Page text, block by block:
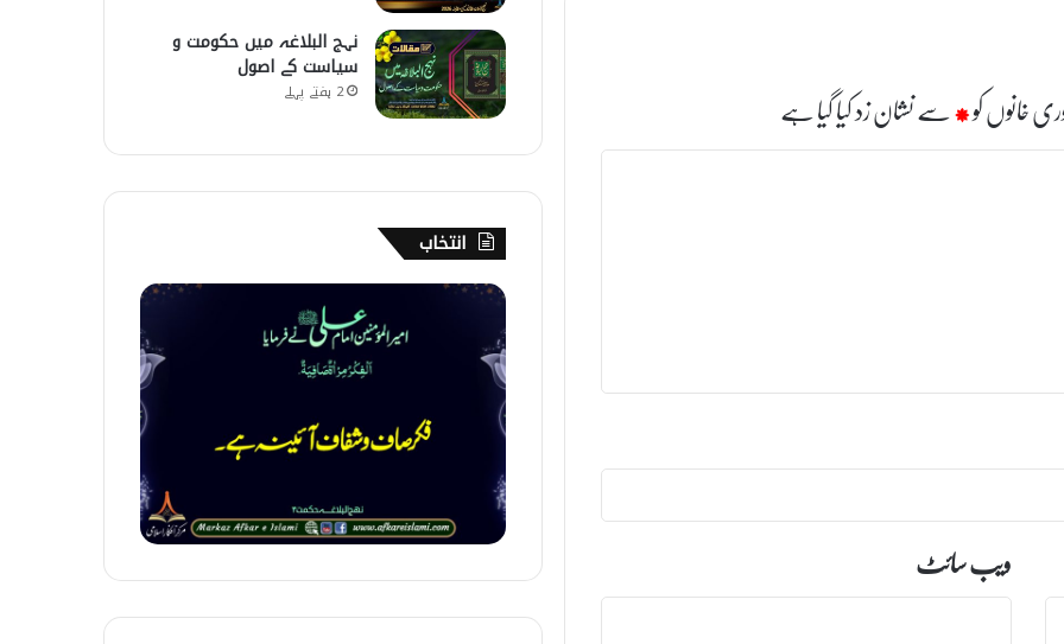
خانوں کو*سے نشان زد کیا گیا ہے
ویب‌ سائٹ
نہج البلاغہ میں حکومت و
سیاست کے اصول
2 ہفتے پہلے
انتخاب
1
9
۔
ف
ک
ر